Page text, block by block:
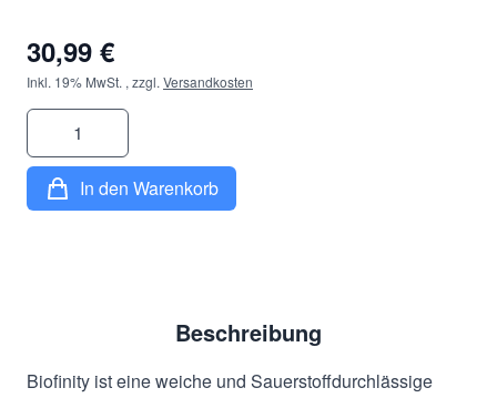
30,99 €
Inkl. 19% MwSt. , zzgl. Versandkosten
Menge
In den Warenkorb
Beschreibung
Biofinity ist eine weiche und Sauerstoffdurchlässige